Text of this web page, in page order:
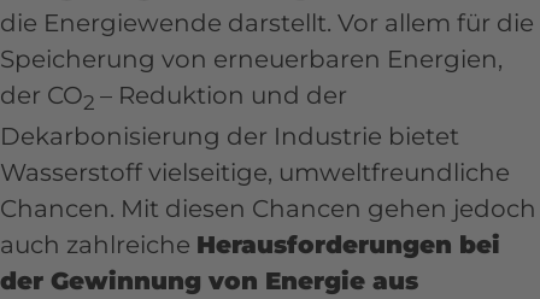
die Energiewende darstellt. Vor allem für die
Speicherung von erneuerbaren Energien,
der CO2 – Reduktion und der
Dekarbonisierung der Industrie bietet
Wasserstoff vielseitige, umweltfreundliche
Chancen. Mit diesen Chancen gehen jedoch
auch zahlreiche Herausforderungen bei
der Gewinnung von Energie aus